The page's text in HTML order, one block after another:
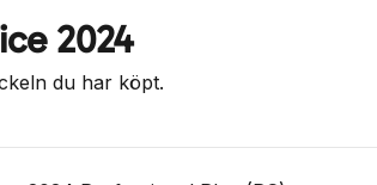
2024
du har köpt.